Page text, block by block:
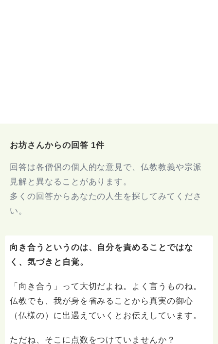
お坊さんからの回答 1件
回答は各僧侶の個人的な意見で、仏教教義や宗派
見解と異なることがあります。
多くの回答からあなたの人生を探してみてくださ
い。
向き合うというのは、自分を責めることではな
く、気づきと自覚。
「向き合う」って大切だよね。よく言うものね。
仏教でも、我が身を省みることから真実の御心
（仏様の）に出遇えていくとお伝えしています。
ただね、そこに点数をつけていませんか？